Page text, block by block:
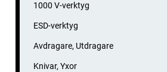
1000 V-verktyg
ESD-verktyg
Avdragare, Utdragare
Knivar, Yxor